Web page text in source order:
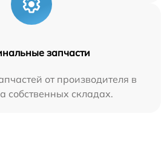
запчасти
от производителя в
собственных складах.